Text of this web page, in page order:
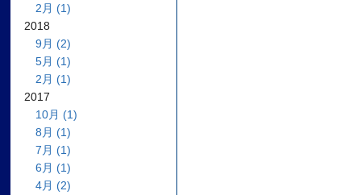
2月 (1)
2018
9月 (2)
5月 (1)
2月 (1)
2017
10月 (1)
8月 (1)
7月 (1)
6月 (1)
4月 (2)